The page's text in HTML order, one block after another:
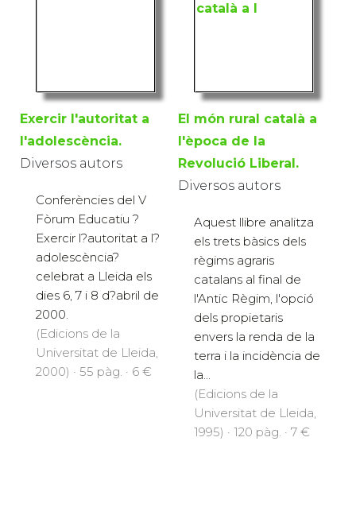
Exercir l'autoritat a
l'adolescència.
Diversos autors
Conferències del V
Fòrum Educatiu ?
Exercir l?autoritat a l?
adolescència?
celebrat a Lleida els
dies 6, 7 i 8 d?abril de
2000.
(Edicions de la
Universitat de Lleida,
2000) · 55 pàg. · 6 €
El món rural català a
l'època de la
Revolució Liberal.
Diversos autors
Aquest llibre analitza
els trets bàsics dels
règims agraris
catalans al final de
l'Antic Règim, l'opció
dels propietaris
envers la renda de la
terra i la incidència de
la...
(Edicions de la
Universitat de Lleida,
1995) · 120 pàg. · 7 €